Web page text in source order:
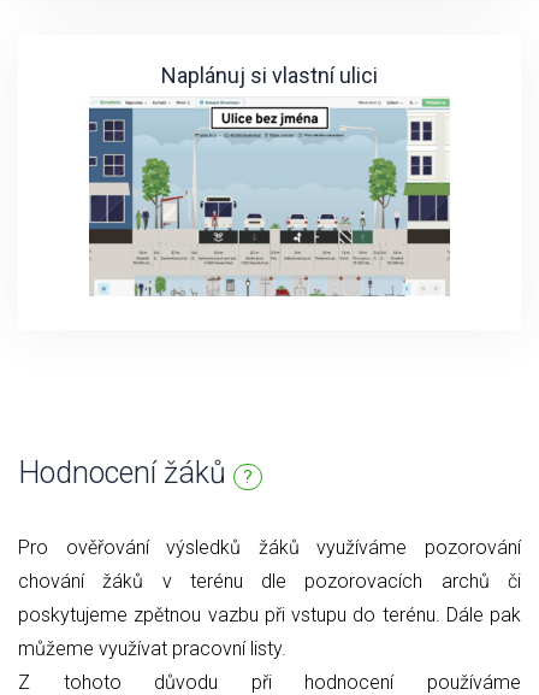
Naplánuj si vlastní ulici
Hodnocení žáků ?
Pro ověřování výsledků žáků využíváme pozorování
chování žáků v terénu dle pozorovacích archů či
poskytujeme zpětnou vazbu při vstupu do terénu. Dále pak
můžeme využívat pracovní listy.
Z tohoto důvodu při hodnocení používáme